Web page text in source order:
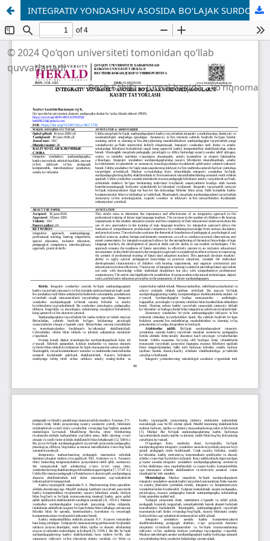
INTEGRATIV YONDASHUV ASOSIDA BO‘LAJAK SURDOPEDAGOGLARNI KASBIY TAYYORLASH
© 2024 Qo‘qon universiteti tomonidan qo‘llab
quvvatlanadi
Bosh Sahifa Jurnal haqida Yo'riqnoma